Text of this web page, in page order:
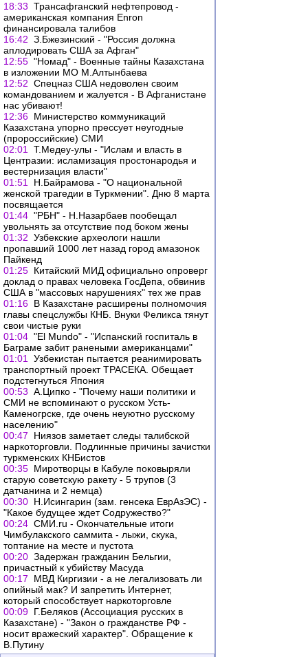
18:33 Трансафганский нефтепровод -
американская компания Enron
финансировала талибов
16:42 З.Бжезинский - "Россия должна
аплодировать США за Афган"
12:55 "Номад" - Военные тайны Казахстана
в изложении МО М.Алтынбаева
12:52 Спецназ США недоволен своим
командованием и жалуется - В Афганистане
нас убивают!
12:36 Министерство коммуникаций
Казахстана упорно прессует неугодные
(пророссийские) СМИ
02:01
Т.Медеу-улы - "Ислам и власть в
Центразии: исламизация простонародья и
вестернизация власти"
01:51
Н.Байрамова - "О национальной
женской трагедии в Туркмении". Дню 8 марта
посвящается
01:44 "РБН" - Н.Назарбаев пообещал
увольнять за отсутствие под боком жены
01:32 Узбекские археологи нашли
пропавший 1000 лет назад город амазонок
Пайкенд
01:25 Китайский МИД официально опроверг
доклад о правах человека ГосДепа, обвинив
США в "массовых нарушениях" тех же прав
01:16 В Казахстане расширены полномочия
главы спецслужбы КНБ. Внуки Феликса тянут
свои чистые руки
01:04 "El Mundo" - "Испанский госпиталь в
Баграме забит ранеными американцами"
01:01
Узбекистан пытается реанимировать
транспортный проект ТРАСЕКА. Обещает
подстегнуться Япония
00:53 А.Ципко - "Почему наши политики и
СМИ не вспоминают о русском Усть-
Каменогрске, где очень неуютно русскому
населению"
00:47
Ниязов заметает следы талибской
наркоторговли. Подлинные причины зачистки
туркменских КНБистов
00:35 Миротворцы в Кабуле поковыряли
старую советскую ракету - 5 трупов (3
датчанина и 2 немца)
00:30 Н.Исингарин (зам. генсека ЕврАзЭС) -
"Какое будущее ждет Содружество?"
00:24 СМИ.ru - Окончательные итоги
Чимбулакского саммита - лыжи, скука,
топтание на месте и пустота
00:20 Задержан гражданин Бельгии,
причастный к убийству Масуда
00:17
МВД Киргизии - а не легализовать ли
опийный мак? И запретить Интернет,
который способствует наркоторговле
00:09 Г.Беляков (Ассоциация русских в
Казахстане) - "Закон о гражданстве РФ -
носит вражеский характер". Обращение к
В.Путину